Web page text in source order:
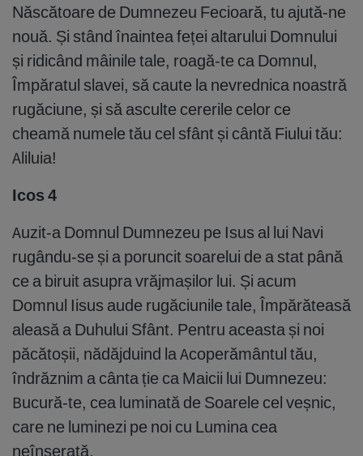
Născătoare de Dumnezeu Fecioară, tu ajută-ne
nouă. Și stând înaintea feței altarului Domnului
și ridicând mâinile tale, roagă-te ca Domnul,
Împăratul slavei, să caute la nevrednica noastră
rugăciune, și să asculte cererile celor ce
cheamă numele tău cel sfânt și cântă Fiului tău:
Aliluia!
Icos 4
Auzit-a Domnul Dumnezeu pe Isus al lui Navi
rugându-se și a poruncit soarelui de a stat până
ce a biruit asupra vrăjmașilor lui. Și acum
Domnul Iisus aude rugăciunile tale, Împărăteasă
aleasă a Duhului Sfânt. Pentru aceasta și noi
păcătoșii, nădăjduind la Acoperământul tău,
îndrăznim a cânta ție ca Maicii lui Dumnezeu:
Bucură-te, cea luminată de Soarele cel veșnic,
care ne luminezi pe noi cu Lumina cea
neînserată,